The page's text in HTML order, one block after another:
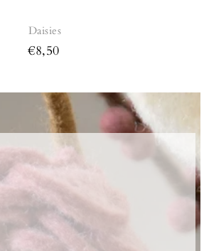
Daisies
Regular
€8,50